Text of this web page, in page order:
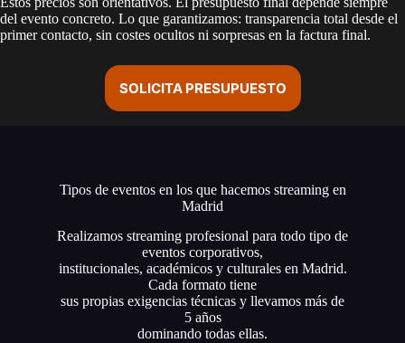
del evento concreto. Lo que garantizamos: transparencia total desde el
primer contacto, sin costes ocultos ni sorpresas en la factura final.
SOLICITA PRESUPUESTO
Tipos de eventos en los que hacemos streaming en
Madrid
Realizamos streaming profesional para todo tipo de
eventos corporativos,
institucionales, académicos y culturales en Madrid.
Cada formato tiene
sus propias exigencias técnicas y llevamos más de
5 años
dominando todas ellas.